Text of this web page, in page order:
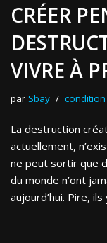
CRÉER
VIVRE À
par Sbay
La destruction
actuellement,
ne peut sortir que
du monde n’ont
aujourd’hui. Pire, ils